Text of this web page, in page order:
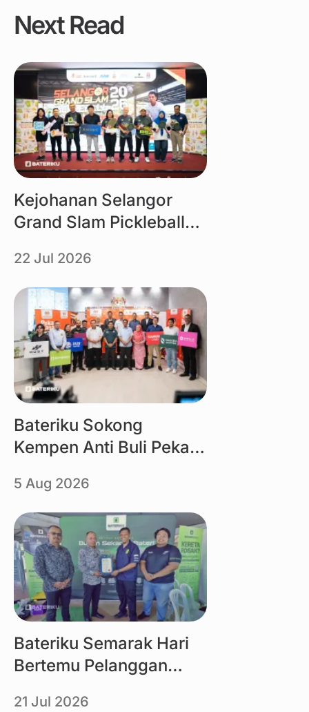
Next Read
Link
Kejohanan Selangor
Grand Slam Pickleball
Bateriku
22 Jul 2026
Link
Bateriku Sokong
Kempen Anti Buli Peka
5 Aug 2026
Link
Bateriku Semarak Hari
Bertemu Pelanggan
21 Jul 2026